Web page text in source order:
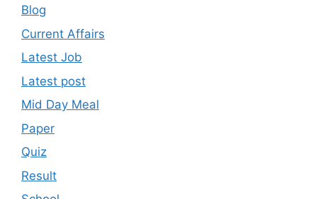
Blog
Current Affairs
Latest Job
Latest post
Mid Day Meal
Paper
Quiz
Result